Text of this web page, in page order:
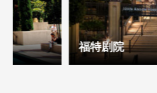
福特剧院